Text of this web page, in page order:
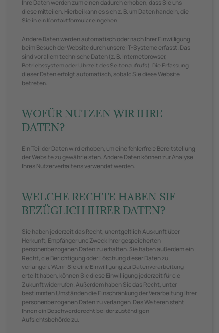
Ihre Daten werden zum einen dadurch erhoben, dass Sie uns
diese mitteilen. Hierbei kann es sich z. B. um Daten handeln, die
Sie in ein Kontaktformular eingeben.
Andere Daten werden automatisch oder nach Ihrer Einwilligung
beim Besuch der Website durch unsere IT-Systeme erfasst. Das
sind vor allem technische Daten (z. B. Internetbrowser,
Betriebssystem oder Uhrzeit des Seitenaufrufs). Die Erfassung
dieser Daten erfolgt automatisch, sobald Sie diese Website
betreten.
WOFÜR NUTZEN WIR IHRE
DATEN?
Ein Teil der Daten wird erhoben, um eine fehlerfreie Bereitstellung
der Website zu gewährleisten. Andere Daten können zur Analyse
Ihres Nutzerverhaltens verwendet werden.
WELCHE RECHTE HABEN SIE
BEZÜGLICH IHRER DATEN?
Sie haben jederzeit das Recht, unentgeltlich Auskunft über
Herkunft, Empfänger und Zweck Ihrer gespeicherten
personenbezogenen Daten zu erhalten. Sie haben außerdem ein
Recht, die Berichtigung oder Löschung dieser Daten zu
verlangen. Wenn Sie eine Einwilligung zur Datenverarbeitung
erteilt haben, können Sie diese Einwilligung jederzeit für die
Zukunft widerrufen. Außerdem haben Sie das Recht, unter
bestimmten Umständen die Einschränkung der Verarbeitung Ihrer
personenbezogenen Daten zu verlangen. Des Weiteren steht
Ihnen ein Beschwerderecht bei der zuständigen
Aufsichtsbehörde zu.